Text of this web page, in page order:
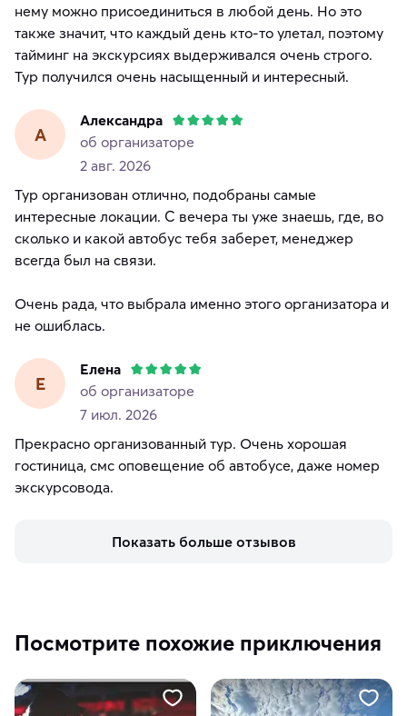
нему можно присоединиться в любой день. Но это
также значит, что каждый день кто-то улетал, поэтому
тайминг на экскурсиях выдерживался очень строго.
Тур получился очень насыщенный и интересный.
А
Александра
об организаторе
2 авг. 2026
Тур организован отлично, подобраны самые
интересные локации. С вечера ты уже знаешь, где, во
сколько и какой автобус тебя заберет, менеджер
всегда был на связи.
Очень рада, что выбрала именно этого организатора и
не ошиблась.
Е
Елена
об организаторе
7 июл. 2026
Прекрасно организованный тур. Очень хорошая
гостиница, смс оповещение об автобусе, даже номер
экскурсовода.
Показать больше отзывов
Посмотрите похожие приключения